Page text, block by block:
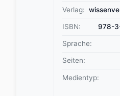
Verlag:
ISBN: 978-
Sprache:
Seiten:
Medientyp: